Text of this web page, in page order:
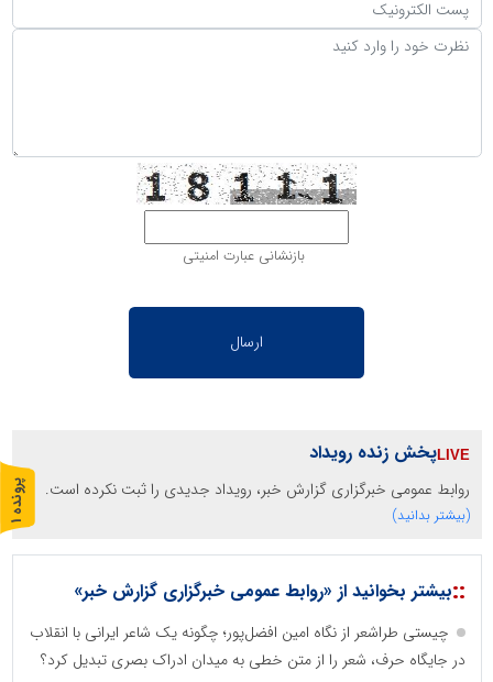
بازنشانی عبارت امنیتی
پخش زنده رویداد
روابط عمومی خبرگزاری گزارش خبر، رویداد جدیدی را ثبت نکرده است.
(بیشتر بدانید)
::بیشتر بخوانید از «روابط عمومی خبرگزاری گزارش خبر»
چیستی طراشعر از نگاه امین افضل‌پور؛ چگونه یک شاعر ایرانی با انقلاب
در جایگاه حرف، شعر را از متن خطی به میدان ادراک بصری تبدیل کرد؟
پ
ر
و
ن
د
ه
1